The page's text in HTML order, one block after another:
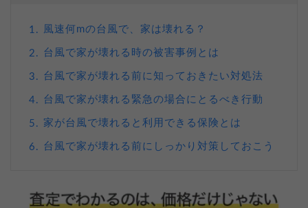
1. 風速何mの台風で、家は壊れる？
2. 台風で家が壊れる時の被害事例とは
3. 台風で家が壊れる前に知っておきたい対処法
4. 台風で家が壊れる緊急の場合にとるべき行動
5. 家が台風で壊れると利用できる保険とは
6. 台風で家が壊れる前にしっかり対策しておこう